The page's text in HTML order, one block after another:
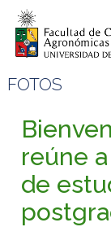
FOTOS
reúne
de